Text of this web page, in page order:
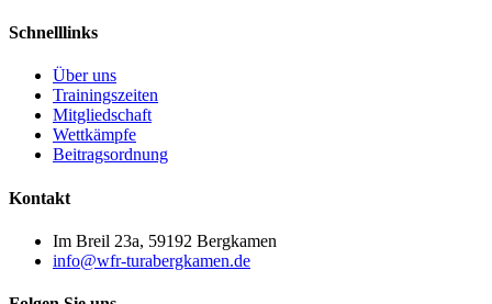
Schnelllinks
Über uns
Trainingszeiten
Mitgliedschaft
Wettkämpfe
Beitragsordnung
Kontakt
Im Breil 23a, 59192 Bergkamen
info@wfr-turabergkamen.de